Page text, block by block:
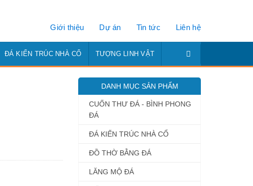
Giới thiệu Dự án Tin tức Liên hệ
ĐÁ KIẾN TRÚC NHÀ CỔ TƯỢNG LINH VẬT
DANH MỤC SẢN PHẨM
CUỐN THƯ ĐÁ - BÌNH PHONG
ĐÁ
ĐÁ KIẾN TRÚC NHÀ CỔ
ĐỒ THỜ BẰNG ĐÁ
LĂNG MỘ ĐÁ